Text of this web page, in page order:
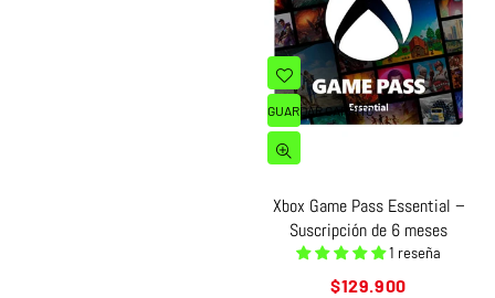
GUARDAR CARRITO
Xbox Game Pass Essential –
Suscripción de 6 meses
1 reseña
Precio
$129.900